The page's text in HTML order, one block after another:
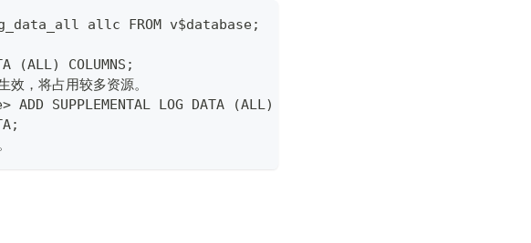
allc FROM v$database;
(ALL) COLUMNS;
，将占用较多资源。
SUPPLEMENTAL LOG DATA (ALL) COLUMNS;